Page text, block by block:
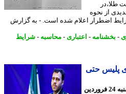
از نحوه
اضطرار اعلام شده است. - به گزارش
بخشنامه-اعتباری- محاسبه-شرایط
حتی
4 ماه پیش - دوشنبه 24 فروردین